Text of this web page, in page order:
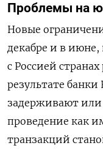
Проблемы на
Новые
декабре и в
с Россией
результате
задерживают
проведение как
транзакций